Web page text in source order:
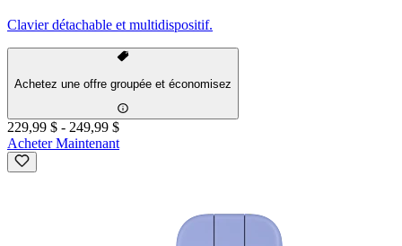
Clavier détachable et multidispositif.
Achetez une offre groupée et économisez
229,99 $ - 249,99 $
Acheter Maintenant